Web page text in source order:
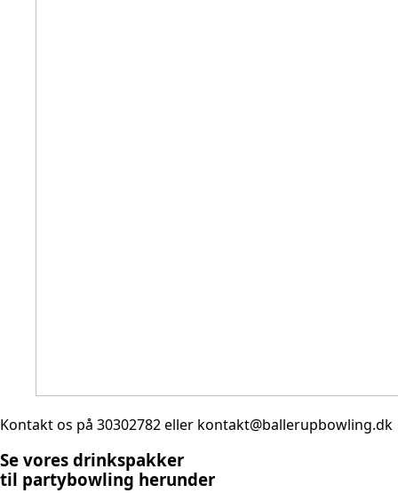
Kontakt os på 30302782 eller kontakt@ballerupbowling.dk
Se vores drinkspakker
til partybowling herunder